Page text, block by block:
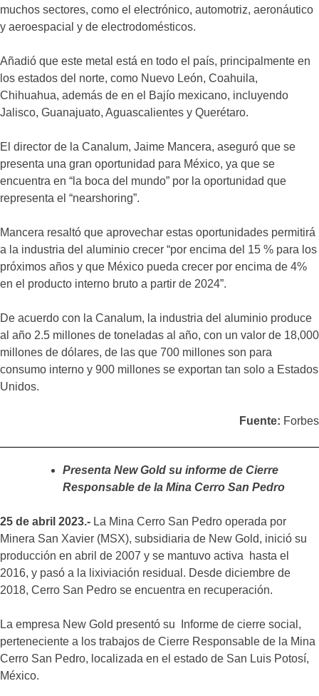
muchos sectores, como el electrónico, automotriz, aeronáutico
y aeroespacial y de electrodomésticos.
Añadió que este metal está en todo el país, principalmente en
los estados del norte, como Nuevo León, Coahuila,
Chihuahua, además de en el Bajío mexicano, incluyendo
Jalisco, Guanajuato, Aguascalientes y Querétaro.
El director de la Canalum, Jaime Mancera, aseguró que se
presenta una gran oportunidad para México, ya que se
encuentra en “la boca del mundo” por la oportunidad que
representa el “nearshoring”.
Mancera resaltó que aprovechar estas oportunidades permitirá
a la industria del aluminio crecer “por encima del 15 % para los
próximos años y que México pueda crecer por encima de 4%
en el producto interno bruto a partir de 2024”.
De acuerdo con la Canalum, la industria del aluminio produce
al año 2.5 millones de toneladas al año, con un valor de 18,000
millones de dólares, de las que 700 millones son para
consumo interno y 900 millones se exportan tan solo a Estados
Unidos.
Fuente: Forbes
Presenta New Gold su informe de Cierre
Responsable de la Mina Cerro San Pedro
25 de abril 2023.- La Mina Cerro San Pedro operada por
Minera San Xavier (MSX), subsidiaria de New Gold, inició su
producción en abril de 2007 y se mantuvo activa hasta el
2016, y pasó a la lixiviación residual. Desde diciembre de
2018, Cerro San Pedro se encuentra en recuperación.
La empresa New Gold presentó su Informe de cierre social,
perteneciente a los trabajos de Cierre Responsable de la Mina
Cerro San Pedro, localizada en el estado de San Luis Potosí,
México.